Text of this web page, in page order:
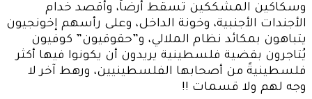
وسكاكين المشككين تسقط أرضاً، وأقصد خدام
الأجندات الأجنبية، وخونة الداخل، وعلى رأسهم إخونجيون
يتباهون بمكائد نظام الملالي، و”حقوقيون” كوفيون
يُتاجرون بقضية فلسطينية يريدون أن يكونوا فيها أكثر
فلسطينيةً من أصحابها الفلسطينيين، ورهط آخر لا
وجه لهم ولا قسمات !!